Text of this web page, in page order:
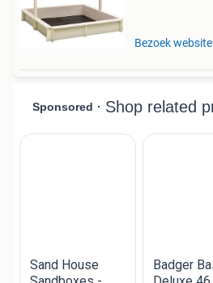
Bezoek website